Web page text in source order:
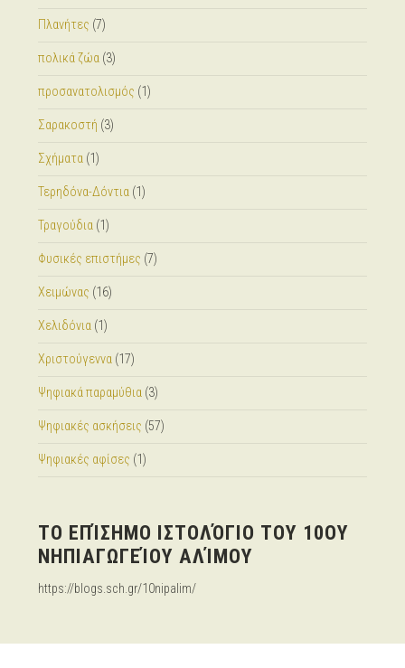
Πλανήτες (7)
πολικά ζώα(3)
προσανατολισμός (1)
Σαρακοστή (3)
Σχήματα(1)
Τερηδόνα-Δόντια(1)
Τραγούδια(1)
Φυσικές επιστήμες (7)
Χειμώνας (16)
Χελιδόνια(1)
Χριστούγεννα(17)
Ψηφιακά παραμύθια(3)
Ψηφιακές ασκήσεις (57)
Ψηφιακές αφίσες (1)
ΤΟ ΕΠΊΣΗΜΟ ΙΣΤΟΛΌΓΙΟ ΤΟΥ 10ΟΥ
ΝΗΠΙΑΓΩΓΕΊΟΥ ΑΛΊΜΟΥ
https://blogs.sch.gr/10nipalim/